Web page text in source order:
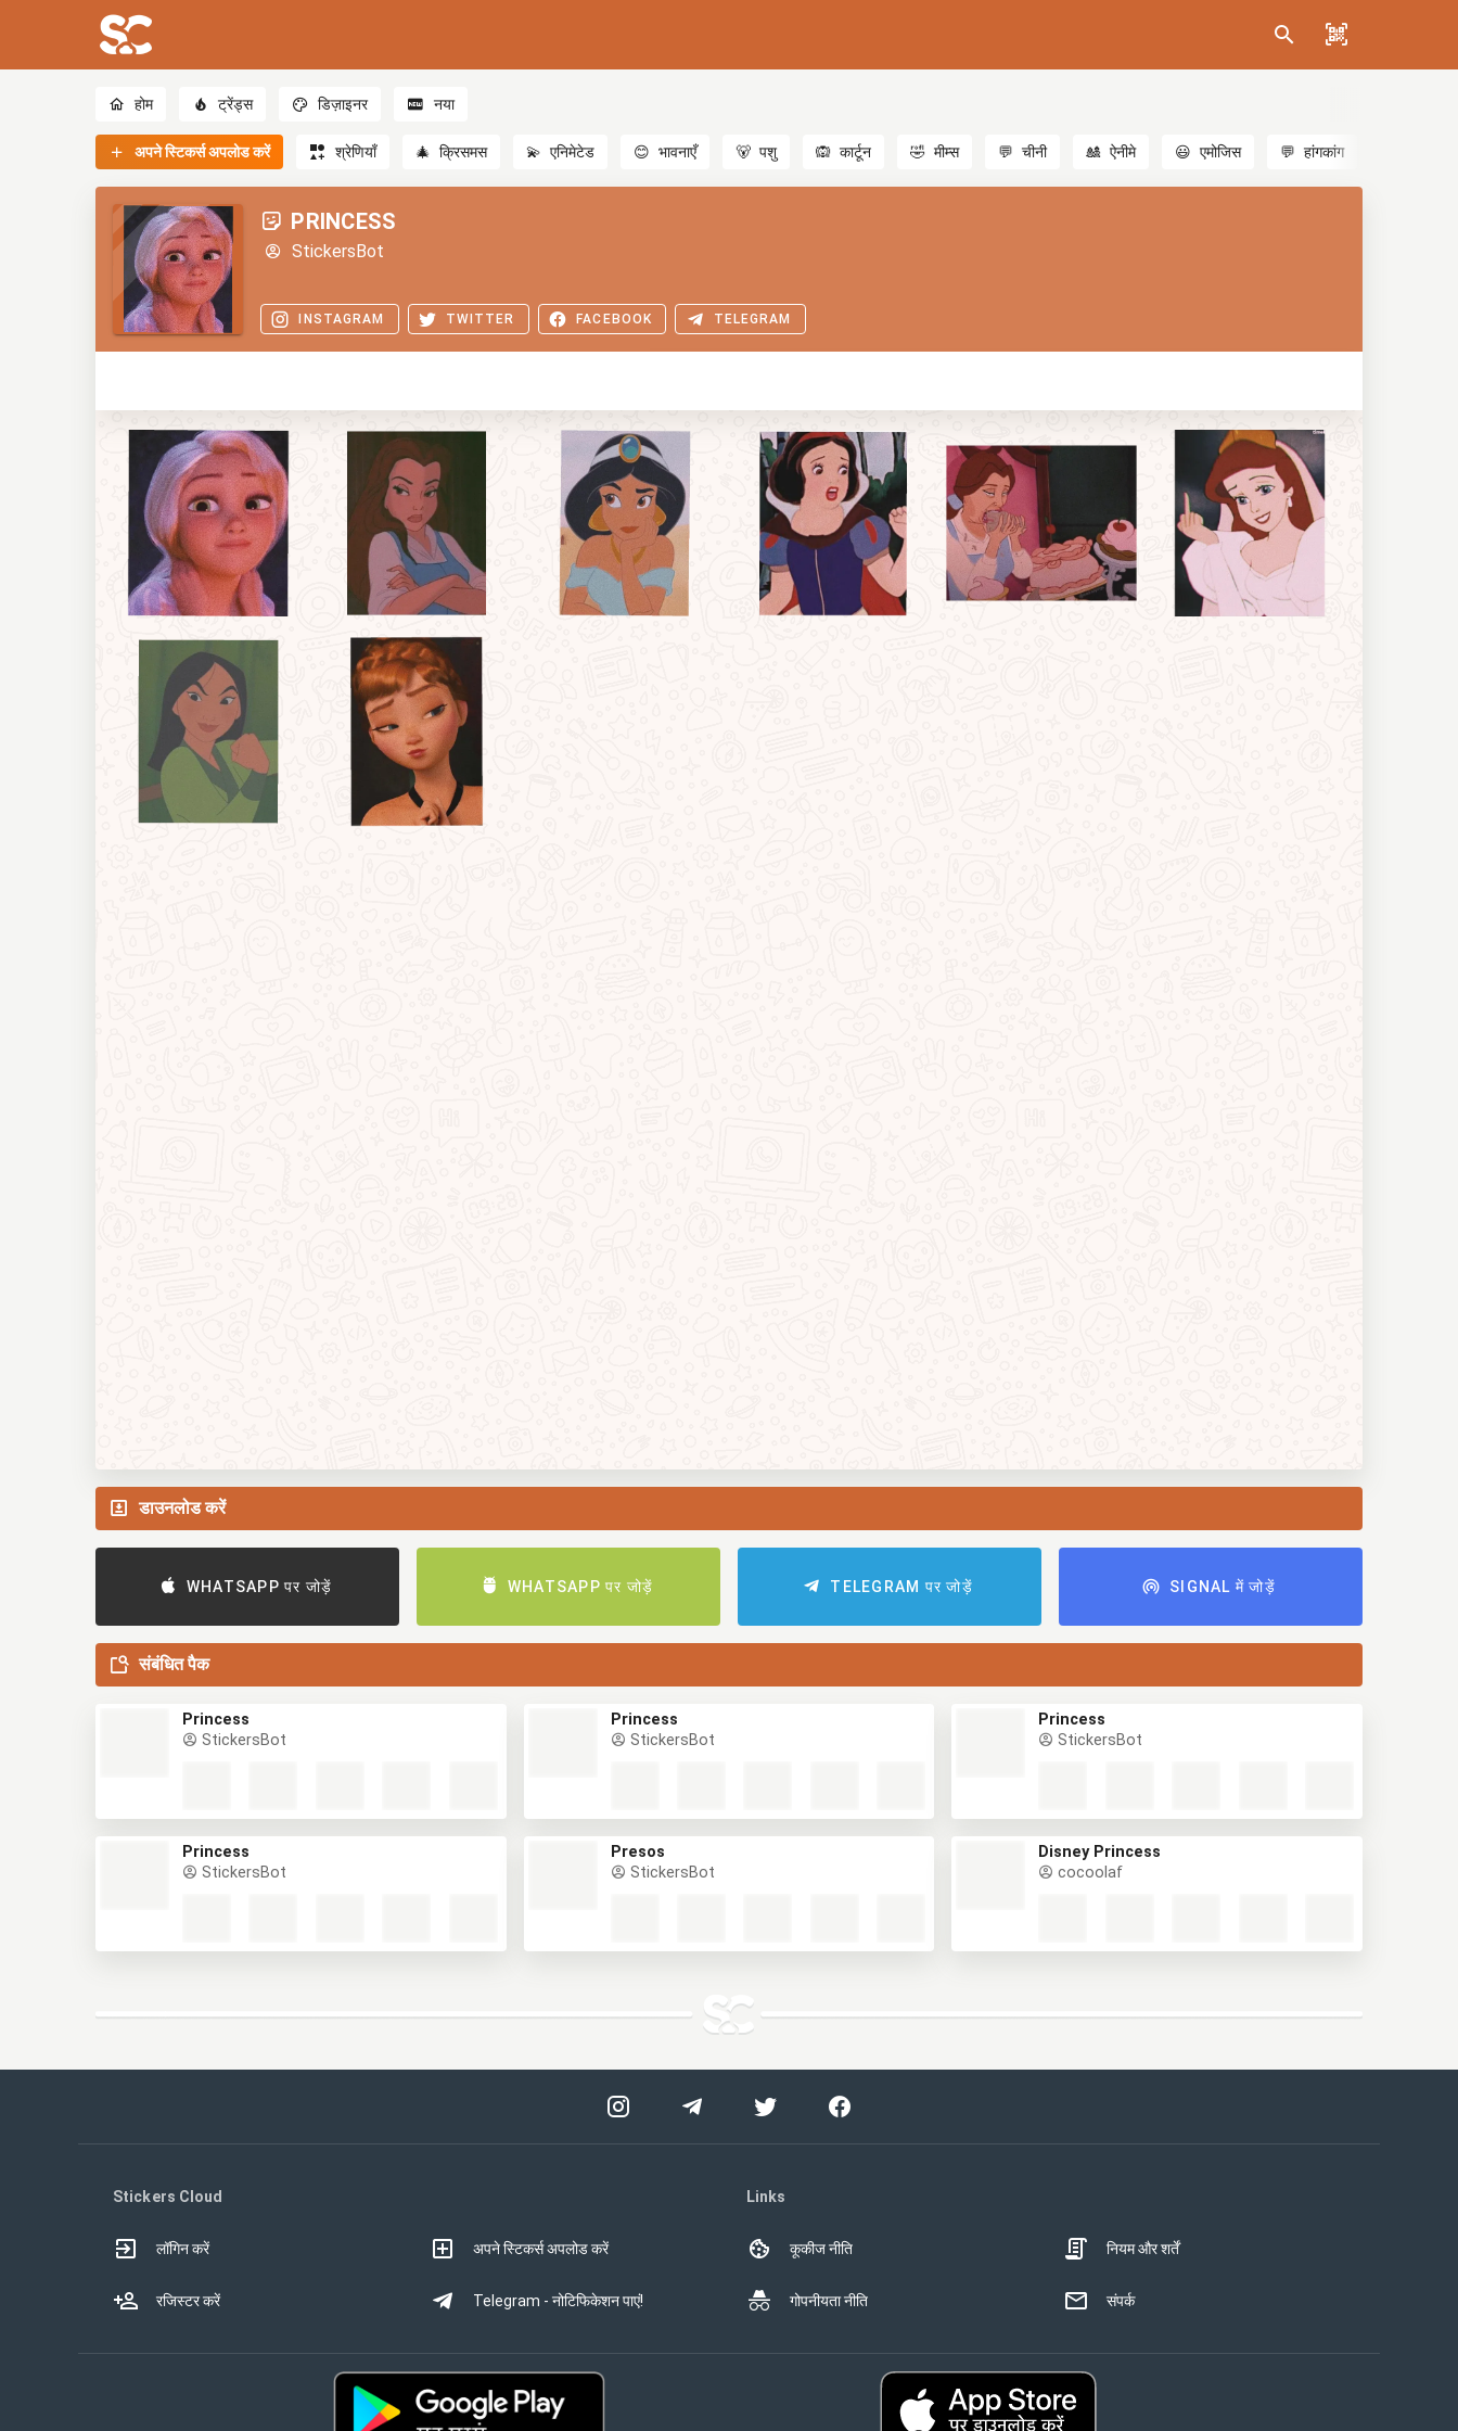
होम ट्रेंड्स डिज़ाइनर नया
अपने स्टिकर्स अपलोड करें श्रेणियाँ 🎄 क्रिसमस 💫 एनिमेटेड 😊 भावनाएँ 🐻 पशु 🙉 कार्टून 🤣 मीम्स 💬 चीनी 🎎 ऐनीमे 😃 एमोजिस 💬 हांगकांग
PRINCESS
StickersBot
INSTAGRAM TWITTER FACEBOOK TELEGRAM
डाउनलोड करें
WHATSAPP पर जोड़ें WHATSAPP पर जोड़ें TELEGRAM पर जोड़ें SIGNAL में जोड़ें
संबंधित पैक
Princess
StickersBot
Princess
StickersBot
Princess
StickersBot
Princess
StickersBot
Presos
StickersBot
Disney Princess
cocoolaf
Stickers Cloud
लॉगिन करें
रजिस्टर करें
अपने स्टिकर्स अपलोड करें
Telegram - नोटिफिकेशन पाएं!
Links
कूकीज नीति
गोपनीयता नीति
नियम और शर्तें
संपर्क